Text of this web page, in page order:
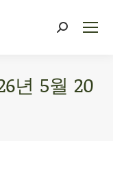
년 5월 20